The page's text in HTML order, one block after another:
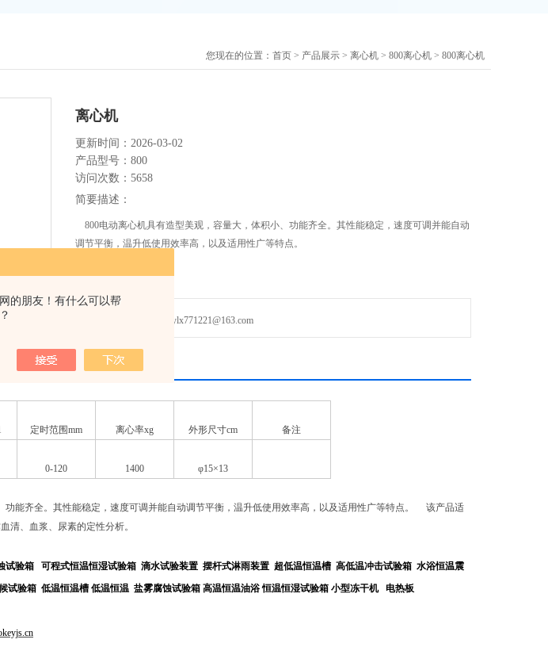
的朋友！有什么可以帮
您现在的位置： 首页 > 产品展示 > 离心机 > 800离心机 > 800离心机
离心机
更新时间：2026-03-02
产品型号：800
访问次数：5658
简要描述：
800电动离心机具有造型美观，容量大，体积小、功能齐全。其性能稳定，速度可调并能自动
调节平衡，温升低使用效率高，以及适用性广等特点。
发邮件给我们：ylx771221@163.com
定时范围mm 离心率xg 外形尺寸cm 备注
0-120 1400 φ15×13
能齐全。其性能稳定，速度可调并能自动调节平衡，温升低使用效率高，以及适用性广等特点。 该产品适
清、血浆、尿素的定性分析。
试验箱 可程式恒温恒湿试验箱 滴水试验装置 摆杆式淋雨装置 超低温恒温槽 高低温冲击试验箱 水浴恒温震
试验箱 低温恒温槽 低温恒温 盐雾腐蚀试验箱 高温恒温油浴 恒温恒湿试验箱 小型冻干机 电热板